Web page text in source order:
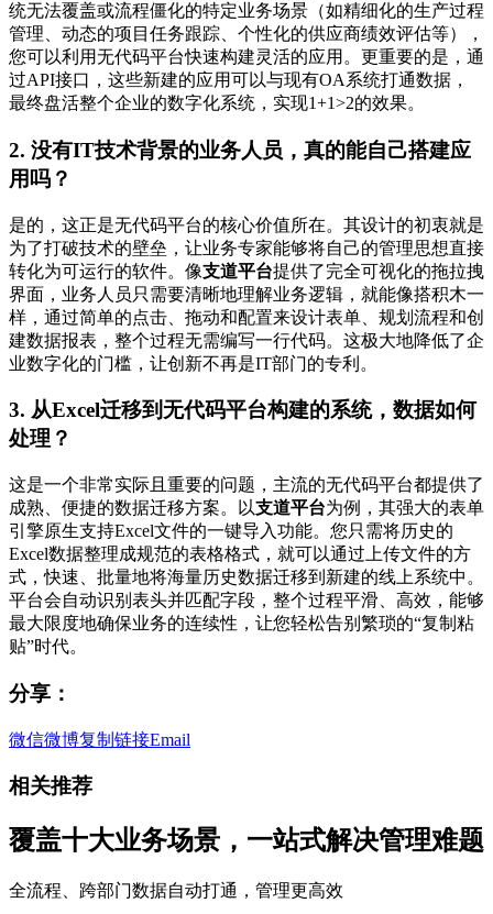
统无法覆盖或流程僵化的特定业务场景（如精细化的生产过程
管理、动态的项目任务跟踪、个性化的供应商绩效评估等），
您可以利用无代码平台快速构建灵活的应用。更重要的是，通
过API接口，这些新建的应用可以与现有OA系统打通数据，
最终盘活整个企业的数字化系统，实现1+1>2的效果。
2. 没有IT技术背景的业务人员，真的能自己搭建应
用吗？
是的，这正是无代码平台的核心价值所在。其设计的初衷就是
为了打破技术的壁垒，让业务专家能够将自己的管理思想直接
转化为可运行的软件。像支道平台提供了完全可视化的拖拉拽
界面，业务人员只需要清晰地理解业务逻辑，就能像搭积木一
样，通过简单的点击、拖动和配置来设计表单、规划流程和创
建数据报表，整个过程无需编写一行代码。这极大地降低了企
业数字化的门槛，让创新不再是IT部门的专利。
3. 从Excel迁移到无代码平台构建的系统，数据如何
处理？
这是一个非常实际且重要的问题，主流的无代码平台都提供了
成熟、便捷的数据迁移方案。以支道平台为例，其强大的表单
引擎原生支持Excel文件的一键导入功能。您只需将历史的
Excel数据整理成规范的表格格式，就可以通过上传文件的方
式，快速、批量地将海量历史数据迁移到新建的线上系统中。
平台会自动识别表头并匹配字段，整个过程平滑、高效，能够
最大限度地确保业务的连续性，让您轻松告别繁琐的“复制粘
贴”时代。
分享：
微信微博复制链接Email
相关推荐
覆盖十大业务场景，一站式解决管理难题
全流程、跨部门数据自动打通，管理更高效